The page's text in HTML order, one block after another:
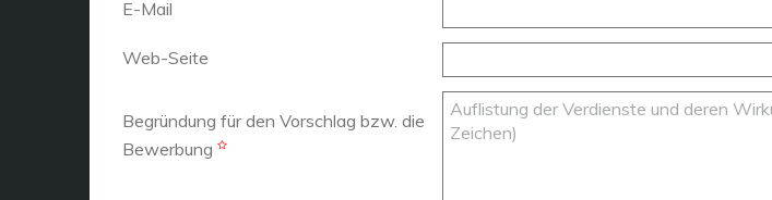
E-Mail
Web-Seite
Begründung für den Vorschlag bzw. die
Bewerbung